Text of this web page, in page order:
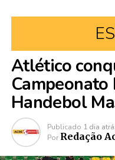
Atlético
Handebol
Publicado 1 dia
Por Redação